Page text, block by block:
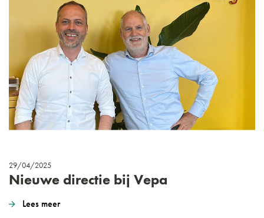
29/04/2025
Nieuwe directie bij Vepa
Lees meer